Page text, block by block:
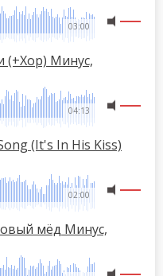
03:00
(+Хор) Минус,
04:13
(It's In His Kiss)
02:00
мёд Минус,